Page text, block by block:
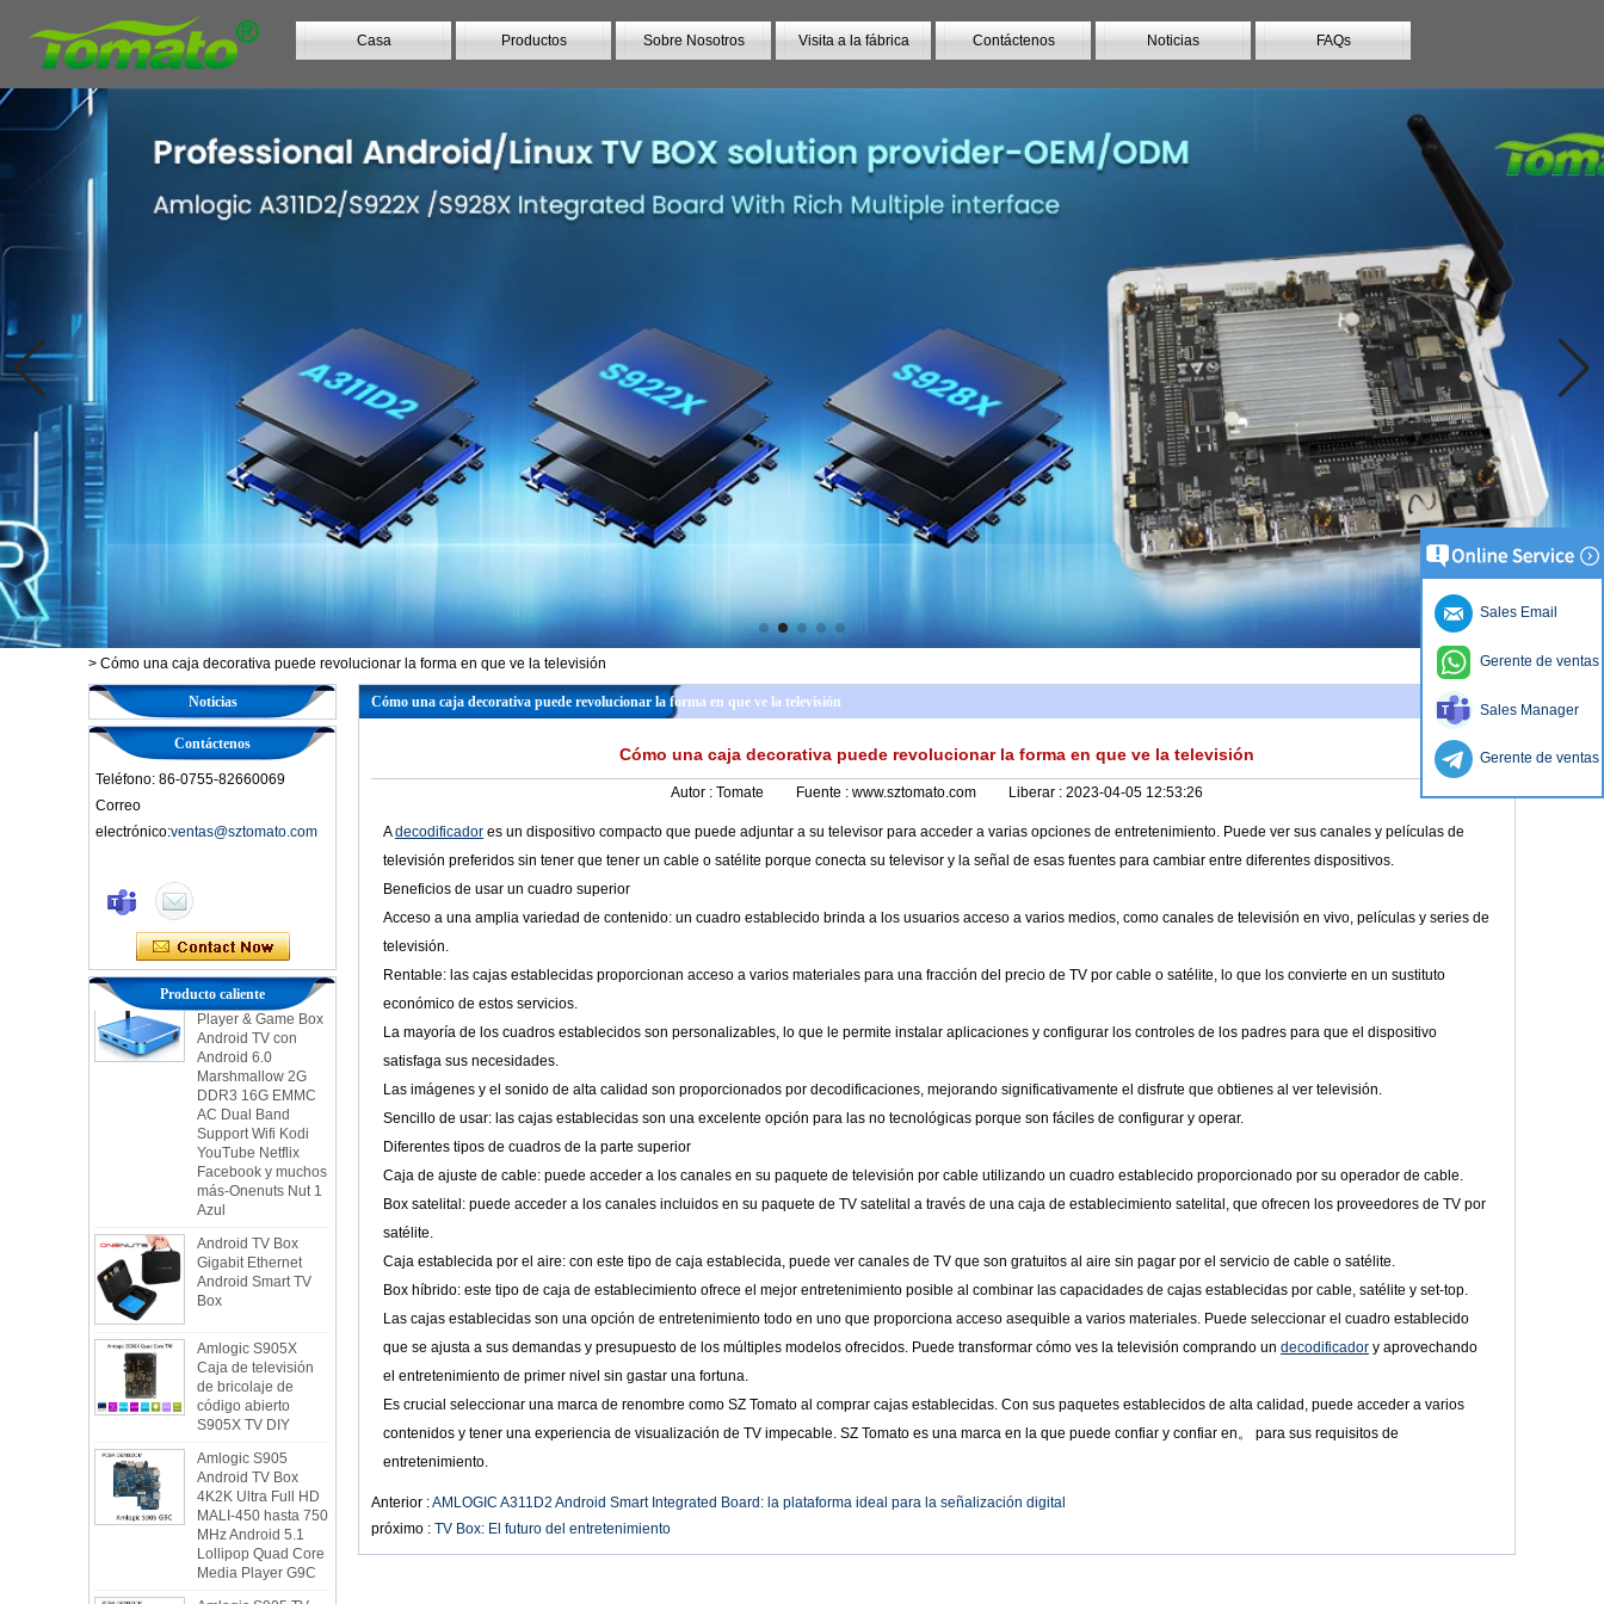
Casa Productos Sobre Nosotros Visita a la fábrica Contáctenos Noticias FAQs
> Cómo una caja decorativa puede revolucionar la forma en que ve la televisión
Noticias
Contáctenos
Teléfono: 86-0755-82660069
Correo
electrónico:ventas@sztomato.com
Producto caliente
2-in-1 OCTA Core
Streaming Media
Player & Game Box
Android TV con
Android 6.0
Marshmallow 2G
DDR3 16G EMMC
AC Dual Band
Support Wifi Kodi
YouTube Netflix
Facebook y muchos
más-Onenuts Nut 1
Azul
Android TV Box
Gigabit Ethernet
Android Smart TV
Box
Amlogic S905X
Caja de televisión
de bricolaje de
código abierto
S905X TV DIY
Amlogic S905
Android TV Box
4K2K Ultra Full HD
MALI-450 hasta 750
MHz Android 5.1
Lollipop Quad Core
Media Player G9C
Amlogic S905 TV
Cómo una caja decorativa puede revolucionar la forma en que ve la televisión
Cómo una caja decorativa puede revolucionar la forma en que ve la televisión
Autor : Tomate Fuente : www.sztomato.com Liberar : 2023-04-05 12:53:26
Adecodificador es un dispositivo compacto que puede adjuntar a su televisor para acceder a varias opciones de entretenimiento. Puede ver sus canales y películas de
televisión preferidos sin tener que tener un cable o satélite porque conecta su televisor y la señal de esas fuentes para cambiar entre diferentes dispositivos.
Beneficios de usar un cuadro superior
Acceso a una amplia variedad de contenido: un cuadro establecido brinda a los usuarios acceso a varios medios, como canales de televisión en vivo, películas y series de
televisión.
Rentable: las cajas establecidas proporcionan acceso a varios materiales para una fracción del precio de TV por cable o satélite, lo que los convierte en un sustituto
económico de estos servicios.
La mayoría de los cuadros establecidos son personalizables, lo que le permite instalar aplicaciones y configurar los controles de los padres para que el dispositivo
satisfaga sus necesidades.
Las imágenes y el sonido de alta calidad son proporcionados por decodificaciones, mejorando significativamente el disfrute que obtienes al ver televisión.
Sencillo de usar: las cajas establecidas son una excelente opción para las no tecnológicas porque son fáciles de configurar y operar.
Diferentes tipos de cuadros de la parte superior
Caja de ajuste de cable: puede acceder a los canales en su paquete de televisión por cable utilizando un cuadro establecido proporcionado por su operador de cable.
Box satelital: puede acceder a los canales incluidos en su paquete de TV satelital a través de una caja de establecimiento satelital, que ofrecen los proveedores de TV por
satélite.
Caja establecida por el aire: con este tipo de caja establecida, puede ver canales de TV que son gratuitos al aire sin pagar por el servicio de cable o satélite.
Box híbrido: este tipo de caja de establecimiento ofrece el mejor entretenimiento posible al combinar las capacidades de cajas establecidas por cable, satélite y set-top.
Las cajas establecidas son una opción de entretenimiento todo en uno que proporciona acceso asequible a varios materiales. Puede seleccionar el cuadro establecido
que se ajusta a sus demandas y presupuesto de los múltiples modelos ofrecidos. Puede transformar cómo ves la televisión comprando un decodificador y aprovechando
el entretenimiento de primer nivel sin gastar una fortuna.
Es crucial seleccionar una marca de renombre como SZ Tomato al comprar cajas establecidas. Con sus paquetes establecidos de alta calidad, puede acceder a varios
contenidos y tener una experiencia de visualización de TV impecable. SZ Tomato es una marca en la que puede confiar y confiar en。 para sus requisitos de
entretenimiento.
Anterior :AMLOGIC A311D2 Android Smart Integrated Board: la plataforma ideal para la señalización digital
próximo : TV Box: El futuro del entretenimiento
Sales Email
Gerente de ventas
Sales Manager
Gerente de ventas